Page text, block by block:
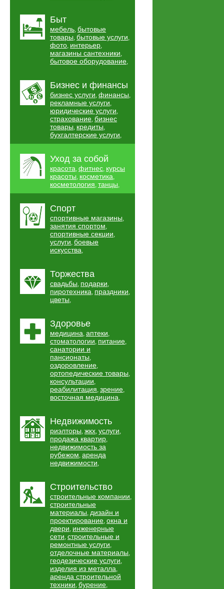
Быт
мебель, бытовые
товары, бытовые услуги,
фото, интерьер,
магазины сантехники,
бытовое оборудование,
Бизнес и финансы
бизнес услуги, финансы,
рекламные услуги,
юридические услуги,
страхование, бизнес
товары, кредиты,
бухгалтерские услуги,
Уход за собой
красота, фитнес, курсы
красоты, косметика,
косметология, танцы,
Спорт
спортивные магазины,
занятия спортом,
спортивные секции,
услуги, боевые
искусства,
Торжества
свадьбы, подарки,
пиротехника, праздники,
цветы,
Здоровье
медицина, аптеки,
стоматологии, питание,
санатории и
пансионаты,
оздоровление,
ортопедические товары,
консультации,
реабилитация, зрение,
восточная медицина,
Недвижимость
риэлторы, жкх, услуги,
продажа квартир,
недвижимость за
рубежом, аренда
недвижимости,
Строительство
строительные компании,
строительные
материалы, дизайн и
проектирование, окна и
двери, инженерные
сети, строительные и
ремонтные услуги,
отделочные материалы,
геодезические услуги,
изделия из металла,
аренда строительной
техники, бурение,